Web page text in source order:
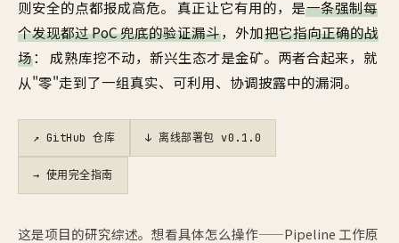
则安全的点都报成高危。 真正让它有用的，是一条强制每
个发现都过 PoC 兜底的验证漏斗，外加把它指向正确的战
场： 成熟库挖不动，新兴生态才是金矿。两者合起来，就
从"零"走到了一组真实、可利用、协调披露中的漏洞。
↗ GitHub 仓库 ↓ 离线部署包 v0.1.0
→ 使用完全指南
这是项目的研究综述。想看具体怎么操作——Pipeline 工作原